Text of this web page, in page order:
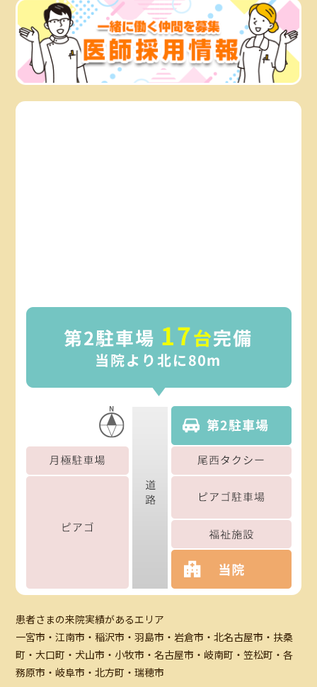
患者さまの来院実績があるエリア
一宮市・江南市・稲沢市・羽島市・岩倉市・北名古屋市・扶桑
町・大口町・犬山市・小牧市・名古屋市・岐南町・笠松町・各
務原市・岐阜市・北方町・瑞穂市